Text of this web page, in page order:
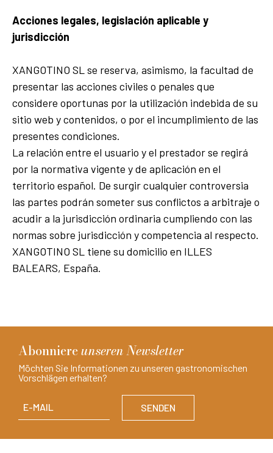
Acciones legales, legislación aplicable y
jurisdicción
XANGOTINO SL se reserva, asimismo, la facultad de
presentar las acciones civiles o penales que
considere oportunas por la utilización indebida de su
sitio web y contenidos, o por el incumplimiento de las
presentes condiciones.
La relación entre el usuario y el prestador se regirá
por la normativa vigente y de aplicación en el
territorio español. De surgir cualquier controversia
las partes podrán someter sus conflictos a arbitraje o
acudir a la jurisdicción ordinaria cumpliendo con las
normas sobre jurisdicción y competencia al respecto.
XANGOTINO SL tiene su domicilio en ILLES
BALEARS, España.
Abonniereunseren Newsletter
Möchten Sie Informationen zu unseren gastronomischen
Vorschlägen erhalten?